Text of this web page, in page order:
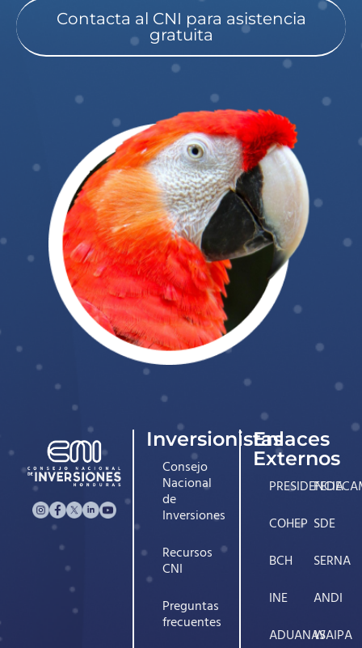
Contacta al CNI para asistencia
gratuita
Inversionistas
Consejo
Nacional
de
Inversiones
Recursos
CNI
Preguntas
frecuentes
Enlaces
Externos
PRESIDENCIA
COHEP
BCH
INE
ADUANAS
SDE
SERNA
ANDI
WAIPA